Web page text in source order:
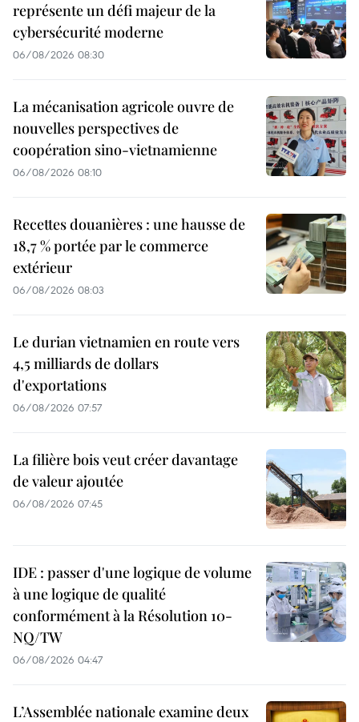
représente un défi majeur de la
cybersécurité moderne
06/08/2026 08:30
La mécanisation agricole ouvre de
nouvelles perspectives de
coopération sino-vietnamienne
06/08/2026 08:10
Recettes douanières : une hausse de
18,7 % portée par le commerce
extérieur
06/08/2026 08:03
Le durian vietnamien en route vers
4,5 milliards de dollars
d'exportations
06/08/2026 07:57
La filière bois veut créer davantage
de valeur ajoutée
06/08/2026 07:45
IDE : passer d'une logique de volume
à une logique de qualité
conformément à la Résolution 10-
NQ/TW
06/08/2026 04:47
L’Assemblée nationale examine deux